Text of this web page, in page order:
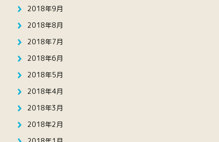
2018年9月
2018年8月
2018年7月
2018年6月
2018年5月
2018年4月
2018年3月
2018年2月